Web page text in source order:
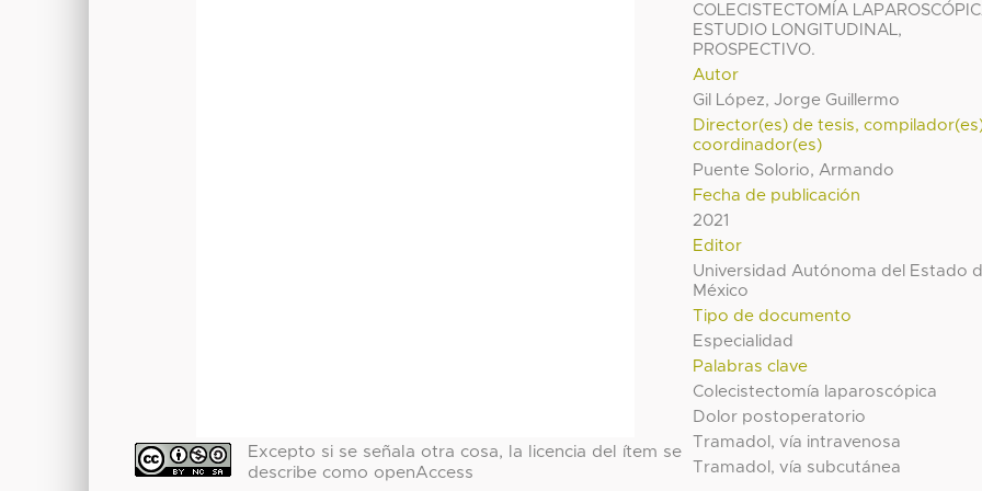
COLECISTECTOMÍA
ESTUDIO LONGITUDINAL,
PROSPECTIVO.
Autor
Gil López, Jorge Guillermo
Director(es) de tesis,
coordinador(es)
Puente Solorio, Armando
Fecha de publicación
2021
Editor
Universidad Autónoma del Estado
México
Tipo de documento
Especialidad
Palabras clave
Colecistectomía laparoscópica
Dolor postoperatorio
Tramadol, vía intravenosa
Tramadol, vía subcutánea
Excepto si se señala otra cosa, la licencia del ítem se
describe como openAccess